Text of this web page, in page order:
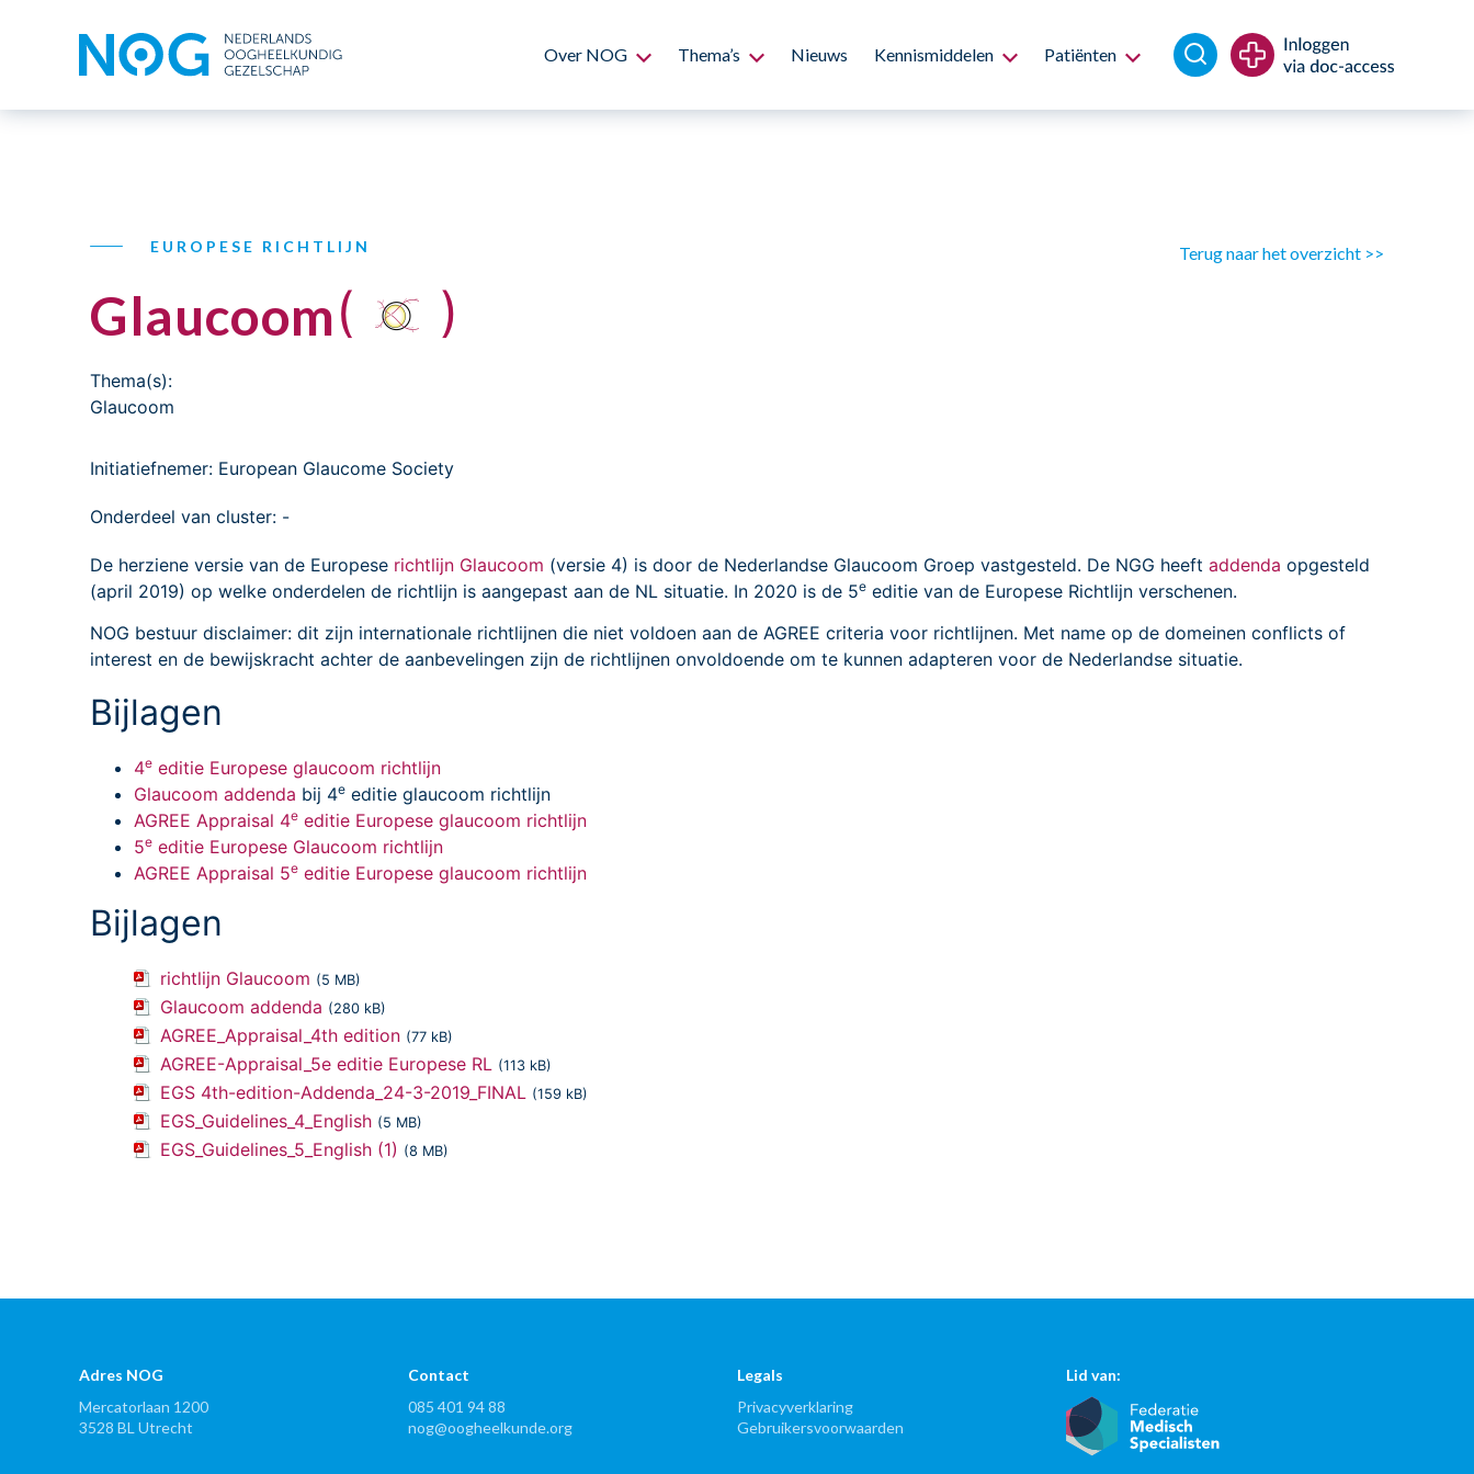
Over NOG Thema’s Nieuws Kennismiddelen Patiënten
EUROPESE RICHTLIJN Terug naar het overzicht >>
Glaucoom( )
Thema(s):
Glaucoom
Initiatiefnemer: European Glaucome Society
Onderdeel van cluster: -
De herziene versie van de Europese richtlijn Glaucoom (versie 4) is door de Nederlandse Glaucoom Groep vastgesteld. De NGG heeft addenda opgesteld
(april 2019) op welke onderdelen de richtlijn is aangepast aan de NL situatie. In 2020 is de 5e editie van de Europese Richtlijn verschenen.
NOG bestuur disclaimer: dit zijn internationale richtlijnen die niet voldoen aan de AGREE criteria voor richtlijnen. Met name op de domeinen conflicts of
interest en de bewijskracht achter de aanbevelingen zijn de richtlijnen onvoldoende om te kunnen adapteren voor de Nederlandse situatie.
Bijlagen
4e editie Europese glaucoom richtlijn
Glaucoom addenda bij 4e editie glaucoom richtlijn
AGREE Appraisal 4e editie Europese glaucoom richtlijn
5e editie Europese Glaucoom richtlijn
AGREE Appraisal 5e editie Europese glaucoom richtlijn
Bijlagen
richtlijn Glaucoom (5 MB)
Glaucoom addenda (280 kB)
AGREE_Appraisal_4th edition (77 kB)
AGREE-Appraisal_5e editie Europese RL (113 kB)
EGS 4th-edition-Addenda_24-3-2019_FINAL (159 kB)
EGS_Guidelines_4_English (5 MB)
EGS_Guidelines_5_English (1) (8 MB)
Adres NOG
Mercatorlaan 1200
3528 BL Utrecht
Contact
085 401 94 88
nog@oogheelkunde.org
Legals
Privacyverklaring
Gebruikersvoorwaarden
Lid van: